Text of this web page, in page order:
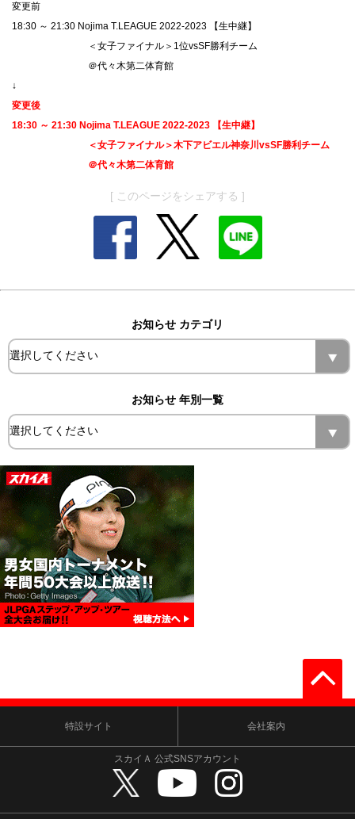
変更前
18:30 ～ 21:30 Nojima T.LEAGUE 2022-2023 【生中継】
＜女子ファイナル＞1位vsSF勝利チーム
＠代々木第二体育館
↓
変更後
18:30 ～ 21:30 Nojima T.LEAGUE 2022-2023 【生中継】
＜女子ファイナル＞木下アビエル神奈川vsSF勝利チーム
＠代々木第二体育館
[ このページをシェアする ]
お知らせ カテゴリ
お知らせ 年別一覧
特設サイト 会社案内
スカイＡ 公式SNSアカウント